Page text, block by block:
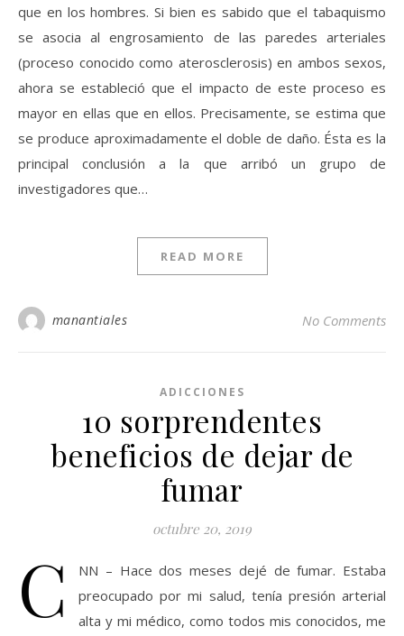
que en los hombres. Si bien es sabido que el tabaquismo
se asocia al engrosamiento de las paredes arteriales
(proceso conocido como aterosclerosis) en ambos sexos,
ahora se estableció que el impacto de este proceso es
mayor en ellas que en ellos. Precisamente, se estima que
se produce aproximadamente el doble de daño. Ésta es la
principal conclusión a la que arribó un grupo de
investigadores que…
READ MORE
manantiales No Comments
ADICCIONES
10 sorprendentes
beneficios de dejar de
fumar
octubre 20, 2019
C
NN – Hace dos meses dejé de fumar. Estaba
preocupado por mi salud, tenía presión arterial
alta y mi médico, como todos mis conocidos, me